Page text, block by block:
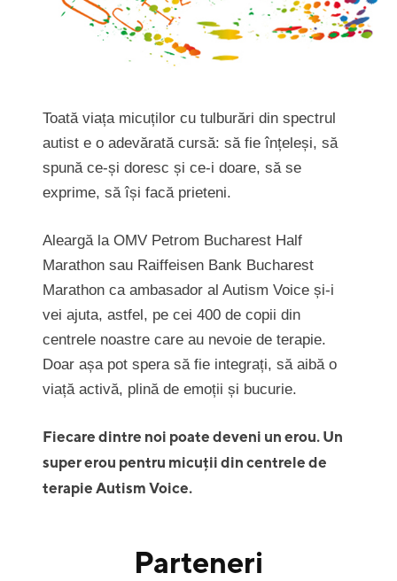
Toată viața micuților cu tulburări din spectrul
autist e o adevărată cursă: să fie înțeleși, să
spună ce-și doresc și ce-i doare, să se
exprime, să își facă prieteni.
Aleargă la OMV Petrom Bucharest Half
Marathon sau Raiffeisen Bank Bucharest
Marathon ca ambasador al Autism Voice și-i
vei ajuta, astfel, pe cei 400 de copii din
centrele noastre care au nevoie de terapie.
Doar așa pot spera să fie integrați, să aibă o
viață activă, plină de emoții și bucurie.
Fiecare dintre noi poate deveni un erou. Un
super erou pentru micuții din centrele de
terapie Autism Voice.
Parteneri